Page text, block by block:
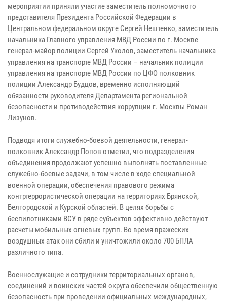
мероприятии приняли участие заместитель полномочного
представителя Президента Российской Федерации в
Центральном федеральном округе Сергей Нештенко, заместитель
начальника Главного управления МВД России по г. Москве
генерал-майор полиции Сергей Уколов, заместитель начальника
управления на транспорте МВД России – начальник полиции
управления на транспорте МВД России по ЦФО полковник
полиции Александр Будцов, временно исполняющий
обязанности руководителя Департамента региональной
безопасности и противодействия коррупции г. Москвы Роман
Лизунов.
Подводя итоги служебно-боевой деятельности, генерал-
полковник Александр Попов отметил, что подразделения
объединения продолжают успешно выполнять поставленные
служебно-боевые задачи, в том числе в ходе специальной
военной операции, обеспечения правового режима
контртеррористической операции на территориях Брянской,
Белгородской и Курской областей. В целях борьбы с
беспилотниками ВСУ в ряде субъектов эффективно действуют
расчеты мобильных огневых групп. Во время вражеских
воздушных атак они сбили и уничтожили около 700 БПЛА
различного типа.
Военнослужащие и сотрудники территориальных органов,
соединений и воинских частей округа обеспечили общественную
безопасность при проведении официальных международных,